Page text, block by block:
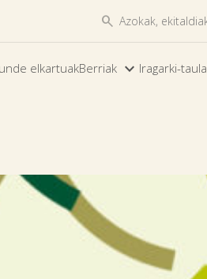

elkartuakBerriak  Iragarki-taula